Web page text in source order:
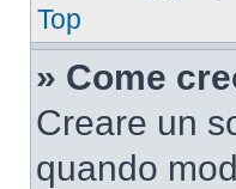
Top
» Come
Creare un
quando